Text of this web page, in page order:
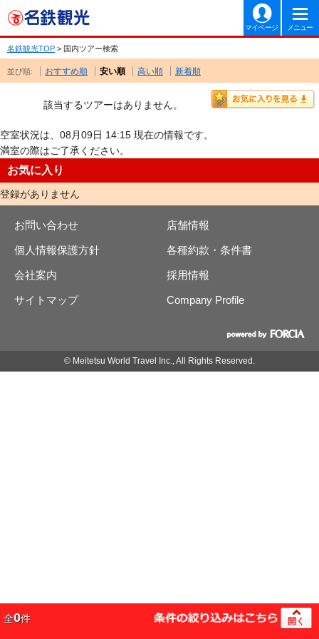
マイページ メニュー
名鉄観光TOP > 国内ツアー検索
並び順: おすすめ順 安い順 高い順 新着順
該当するツアーはありません。
空室状況は、08月09日 14:15 現在の情報です。
満室の際はご了承ください。
お気に入り
登録がありません
お問い合わせ 店舗情報
個人情報保護方針 各種約款・条件書
会社案内 採用情報
サイトマップ Company Profile
© Meitetsu World Travel Inc., All Rights Reserved.
全0件 開く